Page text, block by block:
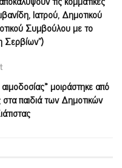
Ιατρού, Δημοτικού
Συμβούλου με το
μοιράστηκε από
παιδιά των Δημοτικών